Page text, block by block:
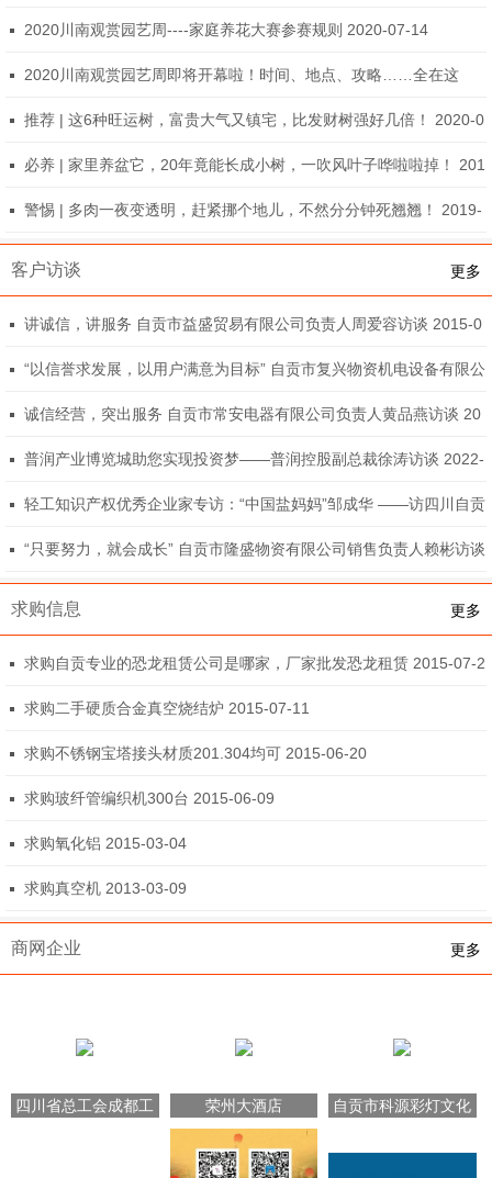
2020川南观赏园艺周----家庭养花大赛参赛规则 2020-07-14
2020川南观赏园艺周即将开幕啦！时间、地点、攻略……全在这
里！ 2020-07-14
推荐 | 这6种旺运树，富贵大气又镇宅，比发财树强好几倍！ 2020-0
1-13必养 | 家里养盆它，20年竟能长成小树，一吹风叶子哗啦啦掉！ 201
9-12-31
警惕 | 多肉一夜变透明，赶紧挪个地儿，不然分分钟死翘翘！ 2019-
客户访谈 更多
讲诚信，讲服务 自贡市益盛贸易有限公司负责人周爱容访谈 2015-0
8-12“以信誉求发展，以用户满意为目标” 自贡市复兴物资机电设备有限公
司负责人倪学才访谈 2015-08-10
诚信经营，突出服务 自贡市常安电器有限公司负责人黄品燕访谈 20
15-08-07
普润产业博览城助您实现投资梦——普润控股副总裁徐涛访谈 2022-
08-26
轻工知识产权优秀企业家专访：“中国盐妈妈”邹成华 ——访四川自贡
驰宇盐品有限公司董事长 2019-12-04
“只要努力，就会成长” 自贡市隆盛物资有限公司销售负责人赖彬访谈
求购信息 更多
求购自贡专业的恐龙租赁公司是哪家，厂家批发恐龙租赁 2015-07-2
0 求购二手硬质合金真空烧结炉 2015-07-11
求购不锈钢宝塔接头材质201.304均可 2015-06-20
求购玻纤管编织机300台 2015-06-09
求购氧化铝 2015-03-04
求购真空机 2013-03-09
商网企业 更多
四川省总工会成都工
荣州大酒店
自贡市科源彩灯文化